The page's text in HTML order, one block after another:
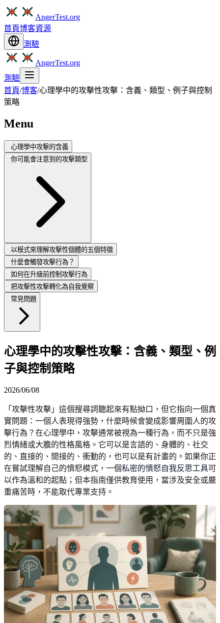
AngerTest.org
首頁博客資源
測驗
AngerTest.org
測驗
首頁/博客/心理學中的攻擊性攻擊：含義、類型、例子與控制
策略
Menu
心理學中攻擊的含義
你可能會注意到的攻擊類型
以模式來理解攻擊性個體的五個特徵
什麼會觸發攻擊行為？
如何在升級前控制攻擊行為
把攻擊性攻擊轉化為自我覺察
常見問題
心理學中的攻擊性攻擊：含義、類型、例
子與控制策略
2026/06/08
「攻擊性攻擊」這個搜尋詞聽起來有點拗口，但它指向一個真
實問題：一個人表現得強勢，什麼時候會變成影響周圍人的攻
擊行為？在心理學中，攻擊通常被視為一種行為，而不只是強
烈情緒或大膽的性格風格。它可以是言語的、身體的、社交
的、直接的、間接的、衝動的，也可以是有計畫的。如果你正
在嘗試理解自己的憤怒模式，一個私密的憤怒自我反思工具可
以作為溫和的起點；但本指南僅供教育使用，當涉及安全或嚴
重痛苦時，不能取代專業支持。